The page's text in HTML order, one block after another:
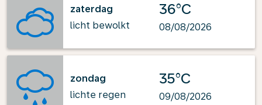
zaterdag
licht bewolkt
36°C
08/08/2026
zondag
lichte regen
35°C
09/08/2026